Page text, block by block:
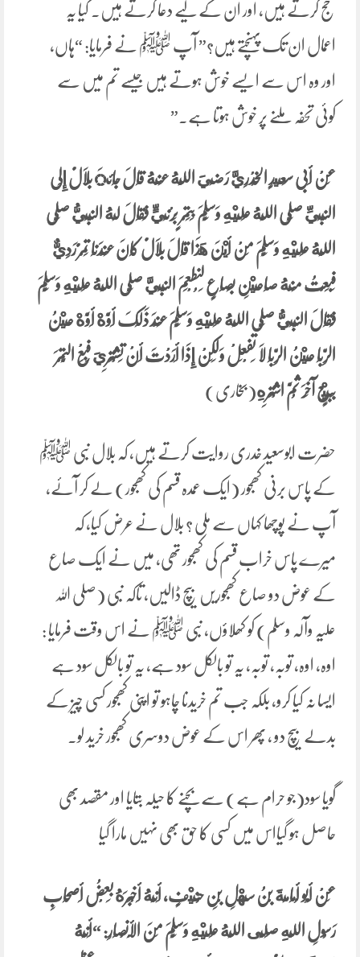
حج کرتے ہیں، اور ان کے لیے دعا کرتے ہیں۔ کیا یہ
اعمال ان تک پہنچتے ہیں؟” آپ ﷺ نے فرمایا: “ہاں،
اور وہ اس سے ایسے خوش ہوتے ہیں جیسے تم میں سے
کوئی تحفہ ملنے پر خوش ہوتا ہے۔”
عَنْ أَبی سَعِيدٍ الْخُدْرِيَّ رَضِيَ اللَّهُ عَنْهُ قَالَ جَائَ بِلَالٌ إِلَی
النَّبِيِّ صَلَّی اللَّهُ عَلَيْهِ وَسَلَّمَ بِتَمْرٍ بَرْنِيٍّ فَقَالَ لَهُ النَّبِيُّ صَلَّی
اللَّهُ عَلَيْهِ وَسَلَّمَ مِنْ أَيْنَ هَذَا قَالَ بِلَالٌ کَانَ عِنْدَنَا تَمْرٌ رَدِيٌّ
فَبِعْتُ مِنْهُ صَاعَيْنِ بِصَاعٍ لِنُطْعِمَ النَّبِيَّ صَلَّی اللَّهُ عَلَيْهِ وَسَلَّمَ
فَقَالَ النَّبِيُّ صَلَّی اللَّهُ عَلَيْهِ وَسَلَّمَ عِنْدَ ذَلِکَ أَوَّهْ أَوَّهْ عَيْنُ
الرِّبَا عَيْنُ الرِّبَا لَا تَفْعَلْ وَلَکِنْ إِذَا أَرَدْتَ أَنْ تَشْتَرِيَ فَبِعْ التَّمْرَ
بِبَيْعٍ آخَرَ ثُمَّ اشْتَرِهِ(بخاری)
حضرت ابوسعید خدری روایت کرتے ہیں، کہ بلال نبی ﷺ
کے پاس برنی کھجور (ایک عمدہ قسم کی کھجور) لے کر آئے،
آپ نے پوچھا کہاں سے ملی ؟ بلال نے عرض کیا، کہ
میرے پاس خراب قسم کی کھجور تھی، میں نے ایک صاع
کے عوض دو صاع کھجوریں بیچ ڈالیں، تاکہ نبی (صلی اللہ
علیہ وآلہ وسلم) کو کھلاؤں، نبی ﷺ نے اس وقت فرمایا :
اوہ، اوہ، توبہ، توبہ، یہ تو بالکل سود ہے، یہ تو بالکل سود ہے
ایسا نہ کیا کرو، بلکہ جب تم خریدنا چاہو تو اپنی کھجور کسی چیز کے
بدلے بیچ دو ، پھر اس کے عوض دوسری کھجور خرید لو۔
گویا سود(جو حرام ہے) سےبچنے کا حیلہ بتایا اور مقصد بھی
حاصل ہو گیااس میں کسی کا حق بھی نہیں مارا گیا
عَنْ أَبُو أُمَامَةَ بْنُ سَهْلِ بْنِ حُنَيْفٍ، ‏‏‏‏‏‏أَنَّهُ أَخْبَرَهُ بَعْضُ أَصْحَابِ
رَسُولِ اللَّهِ صَلَّى اللَّهُ عَلَيْهِ وَسَلَّمَ مِنَ الْأَنْصَارِ:‏‏‏‏ “أَنَّهُ